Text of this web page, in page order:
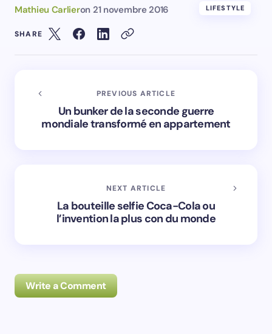
Mathieu Carlieron 21 novembre 2016 LIFESTYLE
SHARE
PREVIOUS ARTICLE
Un bunker de la seconde guerre
mondiale transformé en appartement
NEXT ARTICLE
La bouteille selfie Coca-Cola ou
l’invention la plus con du monde
Write a Comment